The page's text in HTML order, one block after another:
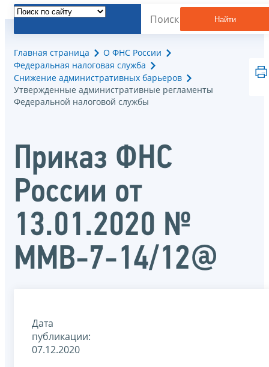
Найти
Главная страница
О ФНС России
Федеральная налоговая служба
Снижение административных барьеров
Утвержденные административные регламенты
Федеральной налоговой службы
Приказ ФНС
России от
13.01.2020 №
ММВ-7-14/12@
Дата
публикации:
07.12.2020